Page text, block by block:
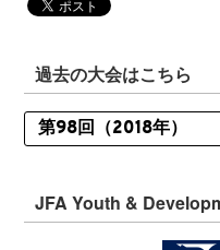
過去の大会はこちら
JFA Youth &